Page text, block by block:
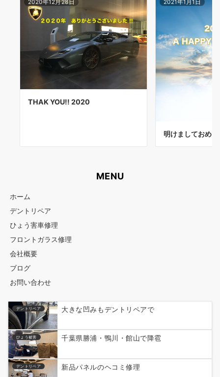
2020年12月28日
THAK YOU!! 2020
2021年1月1日
明けましておめ
MENU
ホーム
デントリペア
ひょう害車修理
フロントガラス修理
会社概要
ブログ
お問い合わせ
デントリペア 大きな凹みもデントリペアで
ひょう被害 千葉県勝浦・鴨川・館山で降雹
デントリペア 新品パネルのヘコミ修理